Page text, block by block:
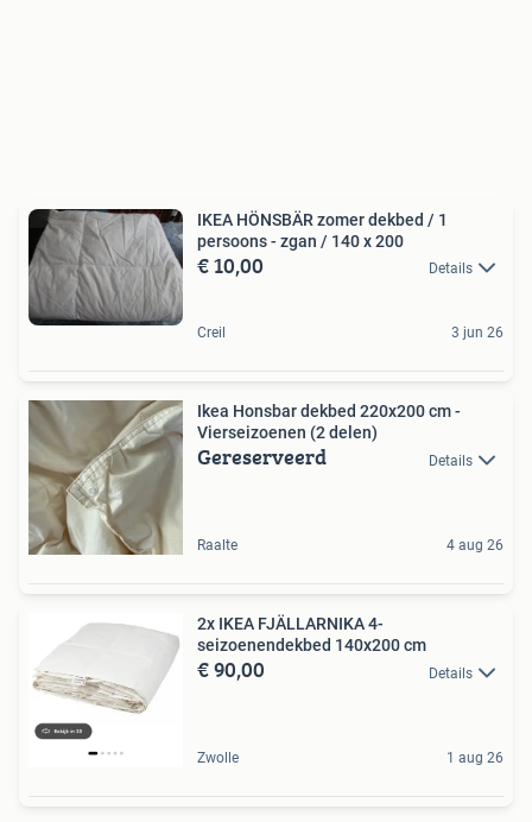
IKEA HÖNSBÄR zomer dekbed / 1
persoons - zgan / 140 x 200
€ 10,00 Details
Creil 3 jun 26
Ikea Honsbar dekbed 220x200 cm -
Vierseizoenen (2 delen)
Gereserveerd Details
Raalte 4 aug 26
2x IKEA FJÄLLARNIKA 4-
seizoenendekbed 140x200 cm
€ 90,00 Details
Zwolle 1 aug 26